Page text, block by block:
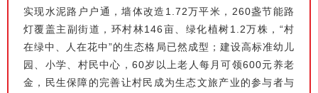
实现水泥路户户通，墙体改造1.72万平米，260盏节能路
灯覆盖主副街道，环村林146亩、绿化植树1.2万株，“村
在绿中、人在花中”的生态格局已然成型；建设高标准幼儿
园、小学、村民中心，60岁以上老人每月可领600元养老
金，民生保障的完善让村民成为生态文旅产业的参与者与